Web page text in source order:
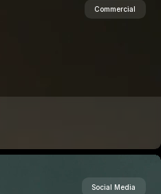
Commercial
Social Media